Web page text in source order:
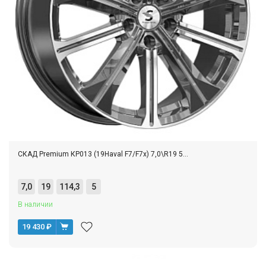
СКАД Premium КР013 (19Haval F7/F7x) 7,0\R19 5...
7,0 19 114,3 5
В наличии
19 430 ₽